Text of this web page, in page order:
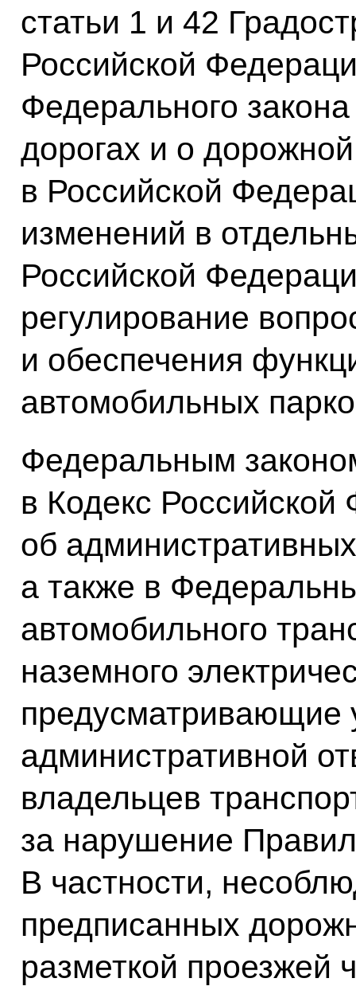
статьи 1 и 42
Российской
Федерального
дорогах и о
в Российской
изменений в
Российской
регулирование
и обеспечения
автомобильных
Федеральным
в Кодекс Российской
об
а также в
автомобильного
наземного
предусматривающие
административной
владельцев
за нарушение
В частности,
предписанных
разметкой